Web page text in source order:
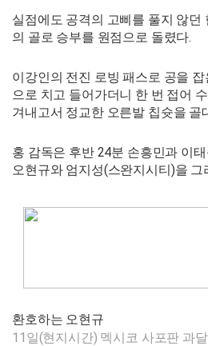
실점에도 공격의 고삐를 풀지 않던
의 골로 승부를 원점으로 돌렸다.
이강인의 전진 로빙 패스로 공을
으로 치고 들어가더니 한 번 접어
겨내고서 정교한 오른발 칩슛을 골
홍 감독은 후반 24분 손흥민과 이
오현규와 엄지성(스완지시티)을 그
환호하는 오현규
11일(현지시간) 멕시코 사포판 과